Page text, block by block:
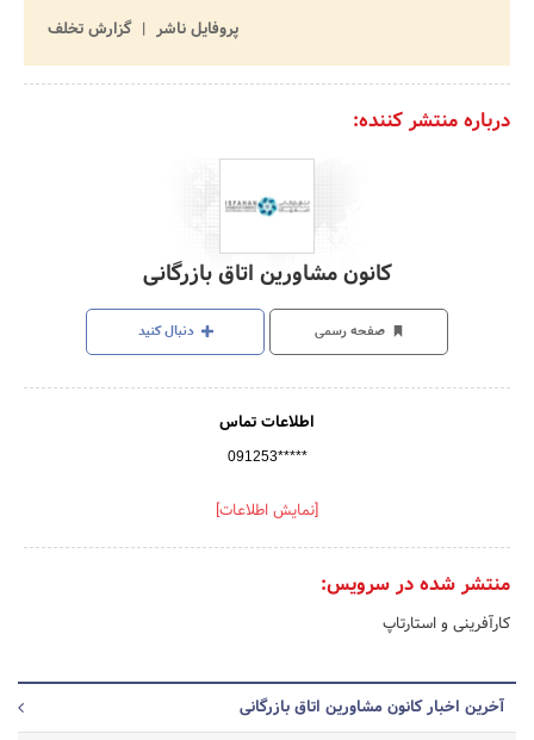
پروفایل ناشر
گزارش تخلف
درباره منتشر کننده:
کانون مشاورین اتاق بازرگانی
صفحه رسمی دنبال کنید
اطلاعات تماس
091253*****
[نمایش اطلاعات]
منتشر شده در سرویس:
کارآفرینی و استارتاپ
آخرین اخبار کانون مشاورین اتاق بازرگانی